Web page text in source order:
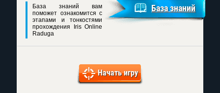
База знаний вам
поможет ознакомится с
этапами и тонкостями
прохождения Iris Online
Raduga
База знаний
Начать игру